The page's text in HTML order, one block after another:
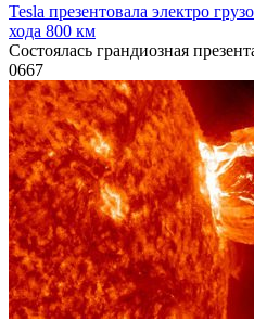
Tesla презентовала электро
хода 800 км
Состоялась грандиозная
0667